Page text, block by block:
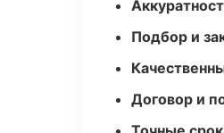
Подбор и
Договор и